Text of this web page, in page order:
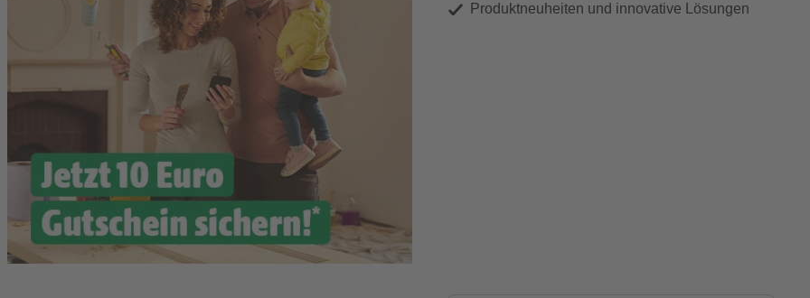
Produktneuheiten und innovative Lösungen